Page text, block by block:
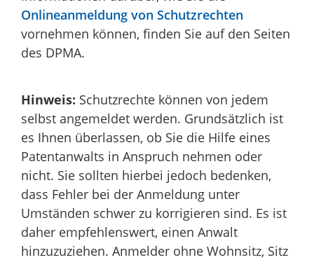
Onlineanmeldung von Schutzrechten
vornehmen können, finden Sie auf den Seiten
des DPMA.
Hinweis: Schutzrechte können von jedem
selbst angemeldet werden. Grundsätzlich ist
es Ihnen überlassen, ob Sie die Hilfe eines
Patentanwalts in Anspruch nehmen oder
nicht. Sie sollten hierbei jedoch bedenken,
dass Fehler bei der Anmeldung unter
Umständen schwer zu korrigieren sind. Es ist
daher empfehlenswert, einen Anwalt
hinzuzuziehen. Anmelder ohne Wohnsitz, Sitz